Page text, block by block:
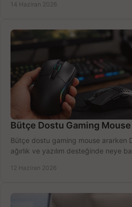
14 Haziran 2026
Bütçe Dostu Gaming Mouse
Bütçe dostu gaming mouse ararken
ağırlık ve yazılım desteğinde neye
12 Haziran 2026